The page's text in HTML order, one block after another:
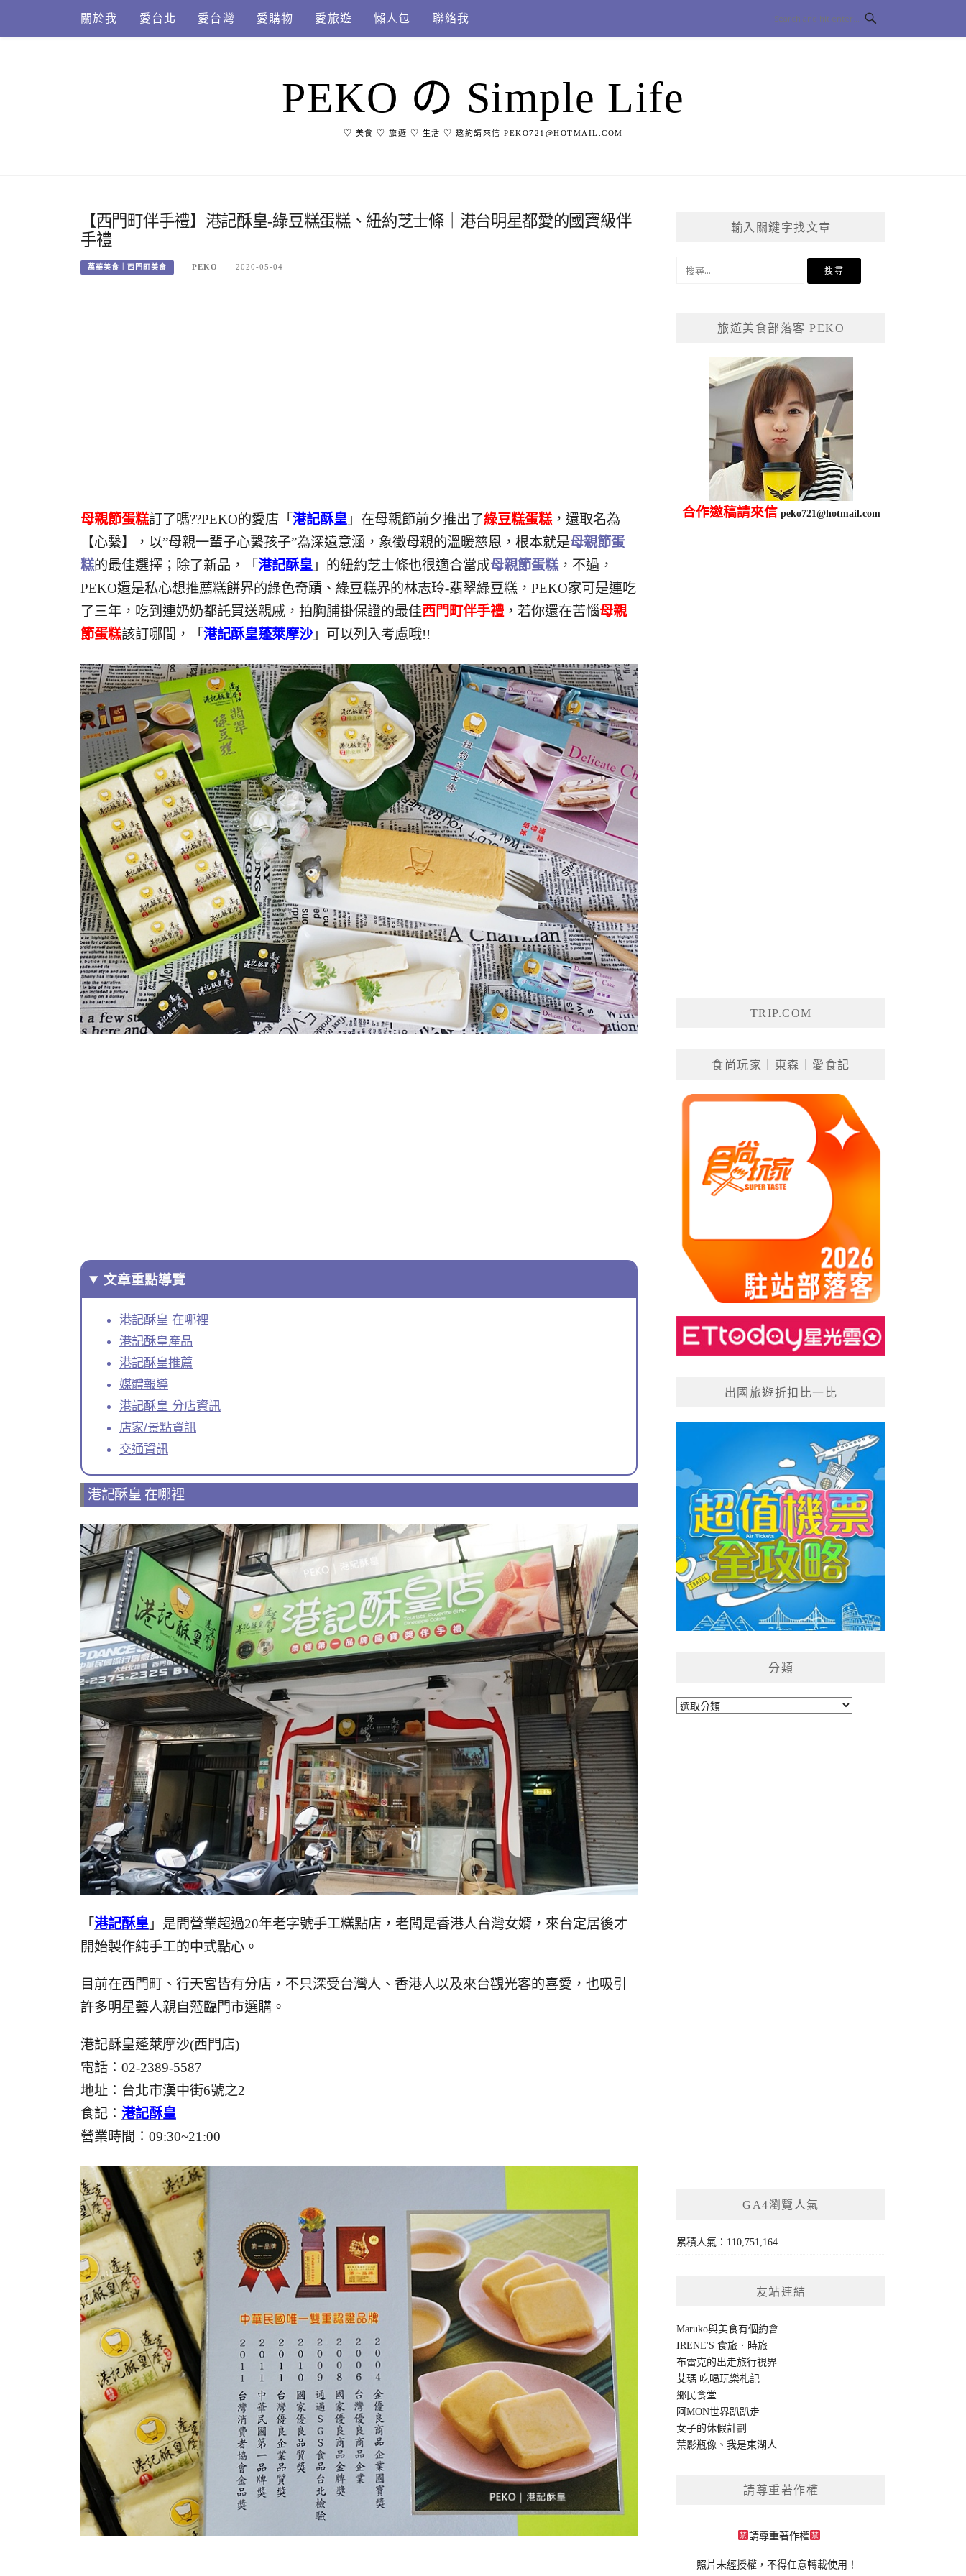
content
關於我 愛台北 愛台灣 愛購物 愛旅遊 懶人包 聯絡我
PEKO の Simple Life
♡ 美食 ♡ 旅遊 ♡ 生活 ♡ 邀約請來信 PEKO721@HOTMAIL.COM
【西門町伴手禮】港記酥皇-綠豆糕蛋糕、紐約芝士條｜港台明星都愛的國寶級伴
手禮
萬華美食｜西門町美食 PEKO 2020-05-04
母親節蛋糕訂了嗎??PEKO的愛店「 港記酥皇 」在母親節前夕推出了綠豆糕蛋糕 ，還取名為
【心繫】，以”母親一輩子心繫孩子”為深遠意涵，象徵母親的溫暖慈恩，根本就是母親節蛋
糕的最佳選擇；除了新品，「 港記酥皇 」的紐約芝士條也很適合當成母親節蛋糕 ，不過，
PEKO還是私心想推薦糕餅界的綠色奇蹟、綠豆糕界的林志玲-翡翠綠豆糕，PEKO家可是連吃
了三年，吃到連奶奶都託買送親戚，拍胸脯掛保證的最佳西門町伴手禮 ，若你還在苦惱母親
節蛋糕該訂哪間，「 港記酥皇蓬萊摩沙」可以列入考慮哦!!
文章重點導覽
港記酥皇 在哪裡
港記酥皇產品
港記酥皇推薦
媒體報導
港記酥皇 分店資訊
店家/景點資訊
交通資訊
港記酥皇 在哪裡
「 港記酥皇 」是間營業超過20年老字號手工糕點店，老闆是香港人台灣女婿，來台定居後才
開始製作純手工的中式點心。
目前在西門町、行天宮皆有分店，不只深受台灣人、香港人以及來台觀光客的喜愛，也吸引
許多明星藝人親自蒞臨門市選購。
港記酥皇蓬萊摩沙(西門店)
電話︰02-2389-5587
地址︰台北市漢中街6號之2
食記︰ 港記酥皇
營業時間︰09:30~21:00
輸入關鍵字找文章
旅遊美食部落客 PEKO
合作邀稿請來信 peko721@hotmail.com
TRIP.COM
食尚玩家｜東森｜愛食記
出國旅遊折扣比一比
分類
分
GA4瀏覽人氣
累積人氣：110,751,164
友站連結
Maruko與美食有個約會
IRENE'S 食旅．時旅
布雷克的出走旅行視界
艾瑪 吃喝玩樂札記
鄉民食堂
阿MON世界趴趴走
女子的休假計劃
葉影瓶像 、我是東湖人
請尊重著作權
請尊重著作權
照片未經授權，不得任意轉載使用！